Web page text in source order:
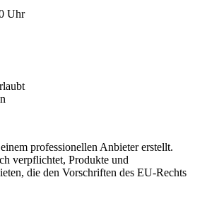
Uhr
professionellen Anbieter erstellt.
verpflichtet, Produkte und
die den Vorschriften des EU-Rechts